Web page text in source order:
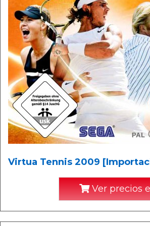
Virtua Tennis 2009
Ver precios